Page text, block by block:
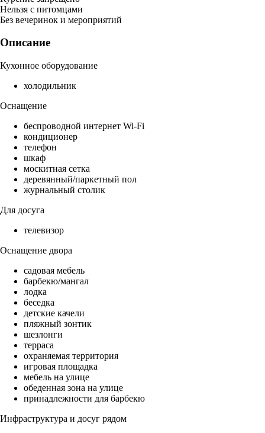
Нельзя с питомцами
Без вечеринок и мероприятий
Описание
Кухонное оборудование
холодильник
Оснащение
беспроводной интернет Wi-Fi
кондиционер
телефон
шкаф
москитная сетка
деревянный/паркетный пол
журнальный столик
Для досуга
телевизор
Оснащение двора
садовая мебель
барбекю/мангал
лодка
беседка
детские качели
пляжный зонтик
шезлонги
терраса
охраняемая территория
игровая площадка
мебель на улице
обеденная зона на улице
принадлежности для барбекю
Инфраструктура и досуг рядом